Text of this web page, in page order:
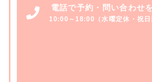
電話で予約・問い合わせ
10:00～18:00（水曜定休・祝日